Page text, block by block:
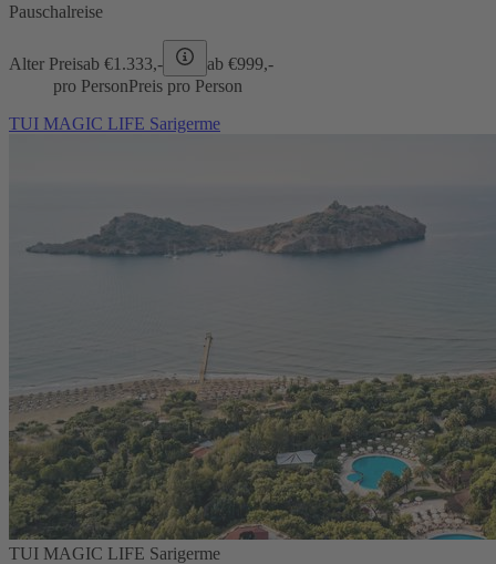
Pauschalreise
Alter Preisab €1.333,- ab €999,-
pro PersonPreis pro Person
TUI MAGIC LIFE Sarigerme
TUI MAGIC LIFE Sarigerme